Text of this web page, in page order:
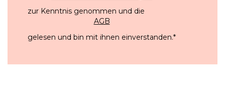
zur Kenntnis genommen und die
AGB
gelesen und bin mit ihnen einverstanden.*